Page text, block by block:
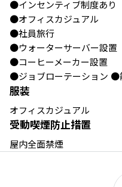
●インセンティブ制度あり
●オフィスカジュアル
●社員旅行
●ウォーターサーバー設置
●コーヒーメーカー設置
●ジョブローテーション ●
服装
オフィスカジュアル
受動喫煙防止措置
屋内全面禁煙